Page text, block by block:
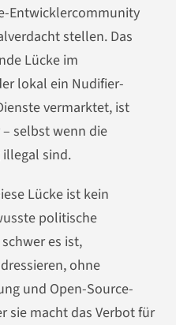
Entwicklercommunity
stellen. Das
Lücke im
lokal ein Nudifier-
vermarktet, ist
selbst wenn die
sind.
Lücke ist kein
politische
es ist,
ohne
und Open-Source-
sie macht das Verbot für